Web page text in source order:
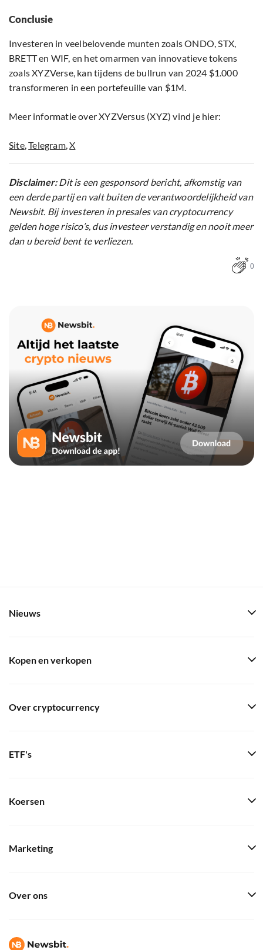
Conclusie
Investeren in veelbelovende munten zoals ONDO, STX,
BRETT en WIF, en het omarmen van innovatieve tokens
zoals XYZVerse, kan tijdens de bullrun van 2024 $1.000
transformeren in een portefeuille van $1M.
Meer informatie over XYZVersus (XYZ) vind je hier:
Site,Telegram,X
Disclaimer:Dit is een gesponsord bericht, afkomstig van
een derde partij en valt buiten de verantwoordelijkheid van
Newsbit. Bij investeren in presales van cryptocurrency
gelden hoge risico’s, dus investeer verstandig en nooit meer
dan u bereid bent te verliezen.
0
Nieuws
Kopen en verkopen
Over cryptocurrency
ETF's
Koersen
Marketing
Over ons